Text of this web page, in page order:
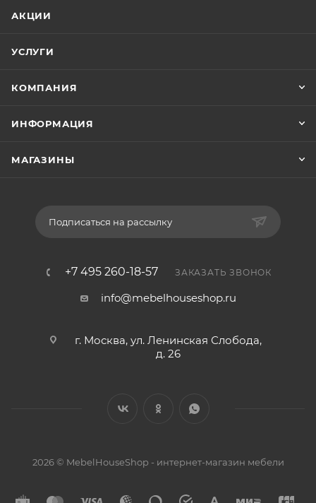
АКЦИИ
УСЛУГИ
КОМПАНИЯ
ИНФОРМАЦИЯ
МАГАЗИНЫ
Подписаться на рассылку
+7 495 260-18-57 ЗАКАЗАТЬ ЗВОНОК
info@mebelhouseshop.ru
г. Москва, ул. Ленинская Слобода,
д. 26
2026 © MebelHouseShop - интернет-магазин мебели